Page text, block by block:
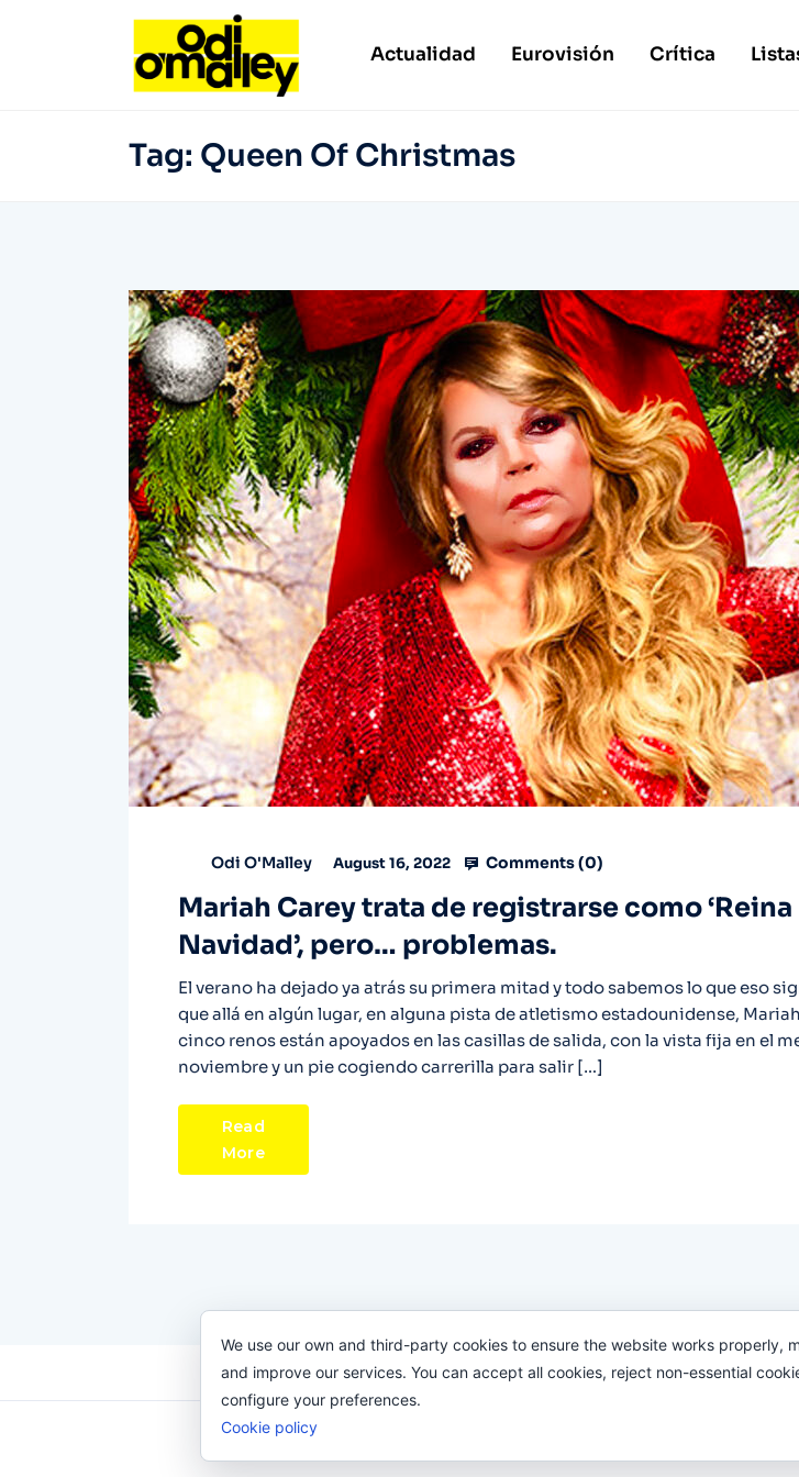
Actualidad Eurovisión Crítica
Tag: Queen Of Christmas
Odi O'Malley August 16, 2022 Comments (0)
Mariah Carey trata de registrarse como ‘Reina
Navidad’, pero… problemas.
El verano ha dejado ya atrás su primera mitad y todo sabemos lo que eso
que allá en algún lugar, en alguna pista de atletismo estadounidense,
cinco renos están apoyados en las casillas de salida, con la vista fija en el
noviembre y un pie cogiendo carrerilla para salir […]
Read
More
We use our own and third-party cookies to ensure the website works properly,
and improve our services. You can accept all cookies, reject non-essential
configure your preferences.
Cookie policy